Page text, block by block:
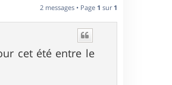
2 messages • Page 1 sur 1
cet été entre le